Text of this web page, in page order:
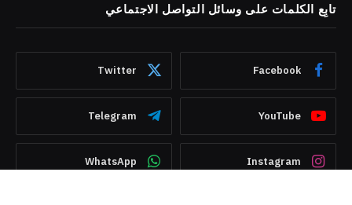
تابِع الكلمات على وسائل التواصل الاجتماعي
Facebook
Twitter
YouTube
Telegram
Instagram
WhatsApp